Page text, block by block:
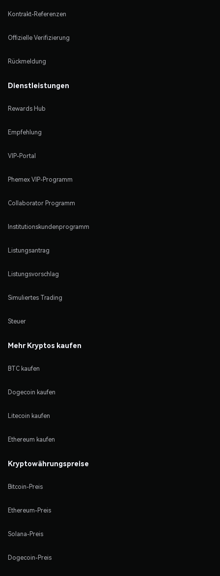
Kontrakt-Referenzen
Offizielle Verifizierung
Rückmeldung
Dienstleistungen
Rewards Hub
Empfehlung
VIP-Portal
Phemex VIP-Programm
Collaborator Programm
Institutionskundenprogramm
Listungsantrag
Listungsvorschlag
Simuliertes Trading
Steuer
Mehr Kryptos kaufen
BTC kaufen
Dogecoin kaufen
Litecoin kaufen
Ethereum kaufen
Kryptowährungspreise
Bitcoin-Preis
Ethereum-Preis
Solana-Preis
Dogecoin-Preis